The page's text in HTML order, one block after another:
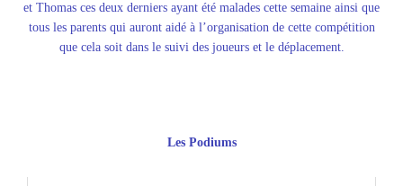
et Thomas ces deux derniers ayant été malades cette semaine ainsi que
tous les parents qui auront aidé à l’organisation de cette compétition
que cela soit dans le suivi des joueurs et le déplacement.
Les Podiums